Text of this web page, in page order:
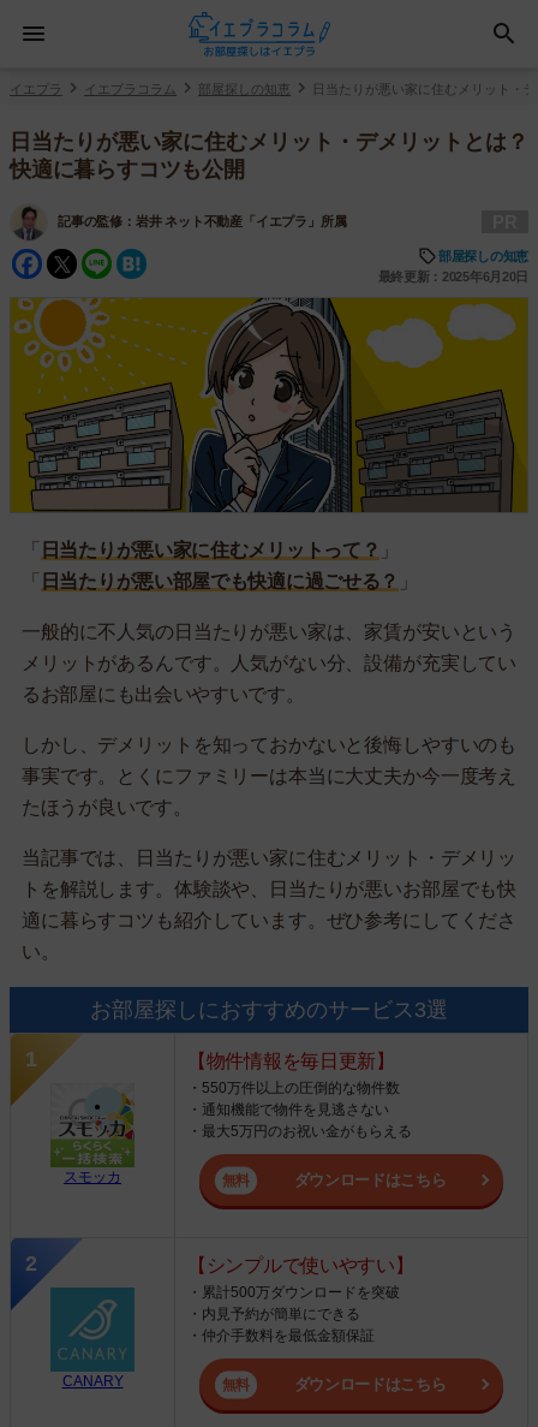
イエプラ イエプラコラム 部屋探しの知恵 日当たりが悪い家に住むメリット・
日当たりが悪い家に住むメリット・デメリットとは？
快適に暮らすコツも公開
記事の監修： 岩井 ネット不動産「イエプラ」所属
Facebook
Twitter
Line
部屋探しの知恵
最終更新：2025年6月20日
「 日当たりが悪い家に住むメリットって？ 」
「 日当たりが悪い部屋でも快適に過ごせる？ 」
一般的に不人気の日当たりが悪い家は、家賃が安いという
メリットがあるんです。人気がない分、設備が充実してい
るお部屋にも出会いやすいです。
しかし、デメリットを知っておかないと後悔しやすいのも
事実です。とくにファミリーは本当に大丈夫か今一度考え
たほうが良いです。
当記事では、日当たりが悪い家に住むメリット・デメリッ
トを解説します。体験談や、日当たりが悪いお部屋でも快
適に暮らすコツも紹介しています。ぜひ参考にしてくださ
い。
お部屋探しにおすすめのサービス3選
スモッカ
【物件情報を毎日更新】
・550万件以上の圧倒的な物件数
・通知機能で物件を見逃さない
・最大5万円のお祝い金がもらえる
ダウンロードはこちら
CANARY
【シンプルで使いやすい】
・累計500万ダウンロードを突破
・内見予約が簡単にできる
・仲介手数料を最低金額保証
ダウンロードはこちら